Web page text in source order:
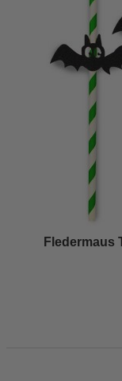
Fledermaus